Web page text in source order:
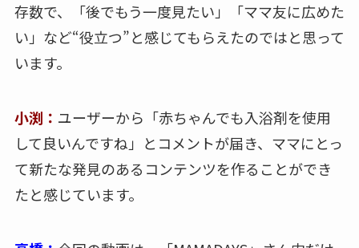
存数で、「後でもう一度見たい」「ママ友に広めた
い」など“役立つ”と感じてもらえたのではと思って
います。
小渕： ユーザーから「赤ちゃんでも入浴剤を使用
して良いんですね」とコメントが届き、ママにとっ
て新たな発見のあるコンテンツを作ることができ
たと感じています。